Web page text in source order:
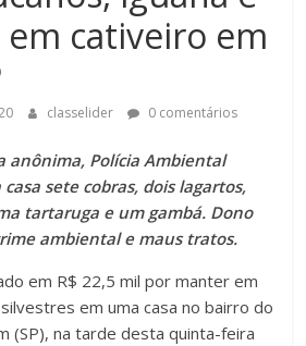
cativeiro em
classelider 0 comentários
anônima, Polícia Ambiental
sete cobras, dois lagartos,
tartaruga e um gambá. Dono
ambiental e maus tratos.
em R$ 22,5 mil por manter em
em uma casa no bairro do
(SP), na tarde desta quinta-feira